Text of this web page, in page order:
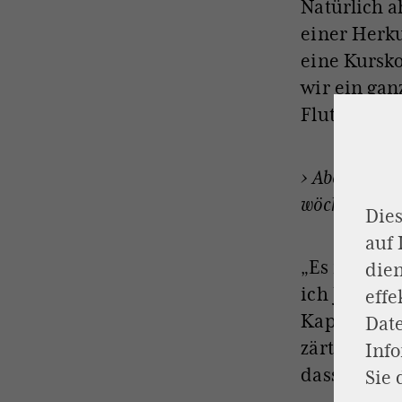
Natürlich
einer
eine
wir ein
Fluten
›
wöchentlich
„Es reicht
ich Judith.
Kapitänin,
zärtlich
dass ich
auf
Sie